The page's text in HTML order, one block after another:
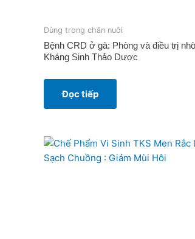
Dùng trong chăn nuôi
Bệnh CRD ở gà: Phòng và điều trị
Kháng Sinh Thảo Dược
Đọc tiếp